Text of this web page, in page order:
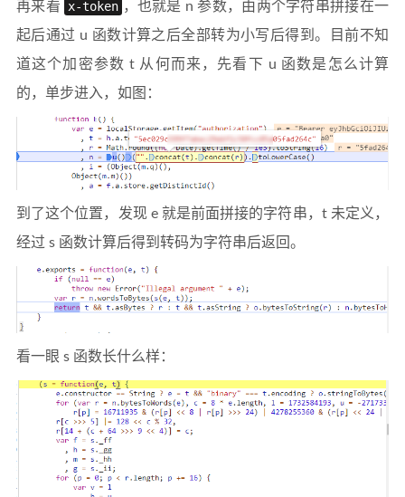
再来看 x-token ，也就是 n 参数，由两个字符串拼接在一
起后通过 u 函数计算之后全部转为小写后得到。目前不知
道这个加密参数 t 从何而来，先看下 u 函数是怎么计算
的，单步进入，如图：
到了这个位置，发现 e 就是前面拼接的字符串，t 未定义，
经过 s 函数计算后得到转码为字符串后返回。
看一眼 s 函数长什么样：